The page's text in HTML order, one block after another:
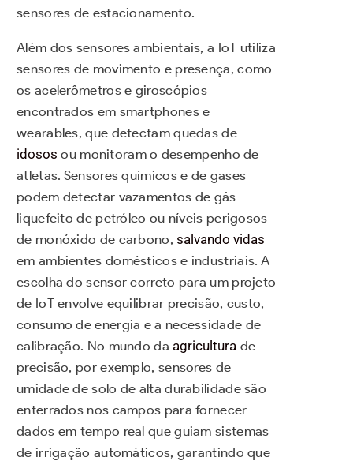
sensores de estacionamento.
Além dos sensores ambientais, a IoT utiliza
sensores de movimento e presença, como
os acelerômetros e giroscópios
encontrados em smartphones e
wearables, que detectam quedas de
idosos ou monitoram o desempenho de
atletas. Sensores químicos e de gases
podem detectar vazamentos de gás
liquefeito de petróleo ou níveis perigosos
de monóxido de carbono,salvando vidas
em ambientes domésticos e industriais. A
escolha do sensor correto para um projeto
de IoT envolve equilibrar precisão, custo,
consumo de energia e a necessidade de
calibração. No mundo da agricultura de
precisão, por exemplo, sensores de
umidade de solo de alta durabilidade são
enterrados nos campos para fornecer
dados em tempo real que guiam sistemas
de irrigação automáticos, garantindo que